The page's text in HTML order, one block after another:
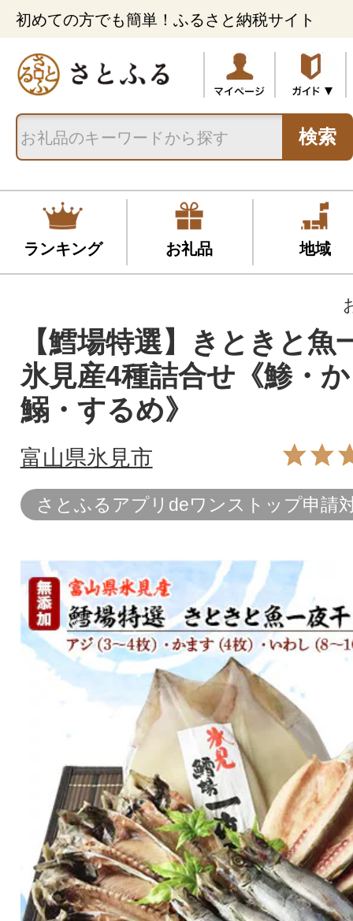
初めての方でも簡単！ふるさと納税サイト
検索
ランキング お礼品 地域
【鱈場特選】きときと魚
氷見産4種詰合せ《鯵・
鰯・するめ》
富山県氷見市
さとふるアプリdeワンストップ申請